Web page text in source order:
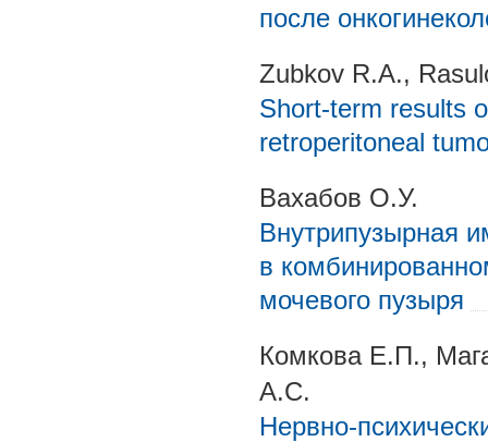
после
Zubkov R.A.,
Short-term results
retroperitoneal
Вахабов О.У.
Внутрипузырная
в
мочевого пузыря
Комкова Е.П.,
А.С.
Нервно-